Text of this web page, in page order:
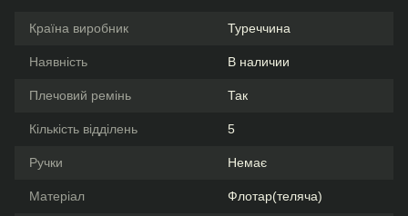
Країна виробник Туреччина
Наявність В наличии
Плечовий ремінь Так
Кількість відділень 5
Ручки Немає
Матеріал Флотар(теляча)